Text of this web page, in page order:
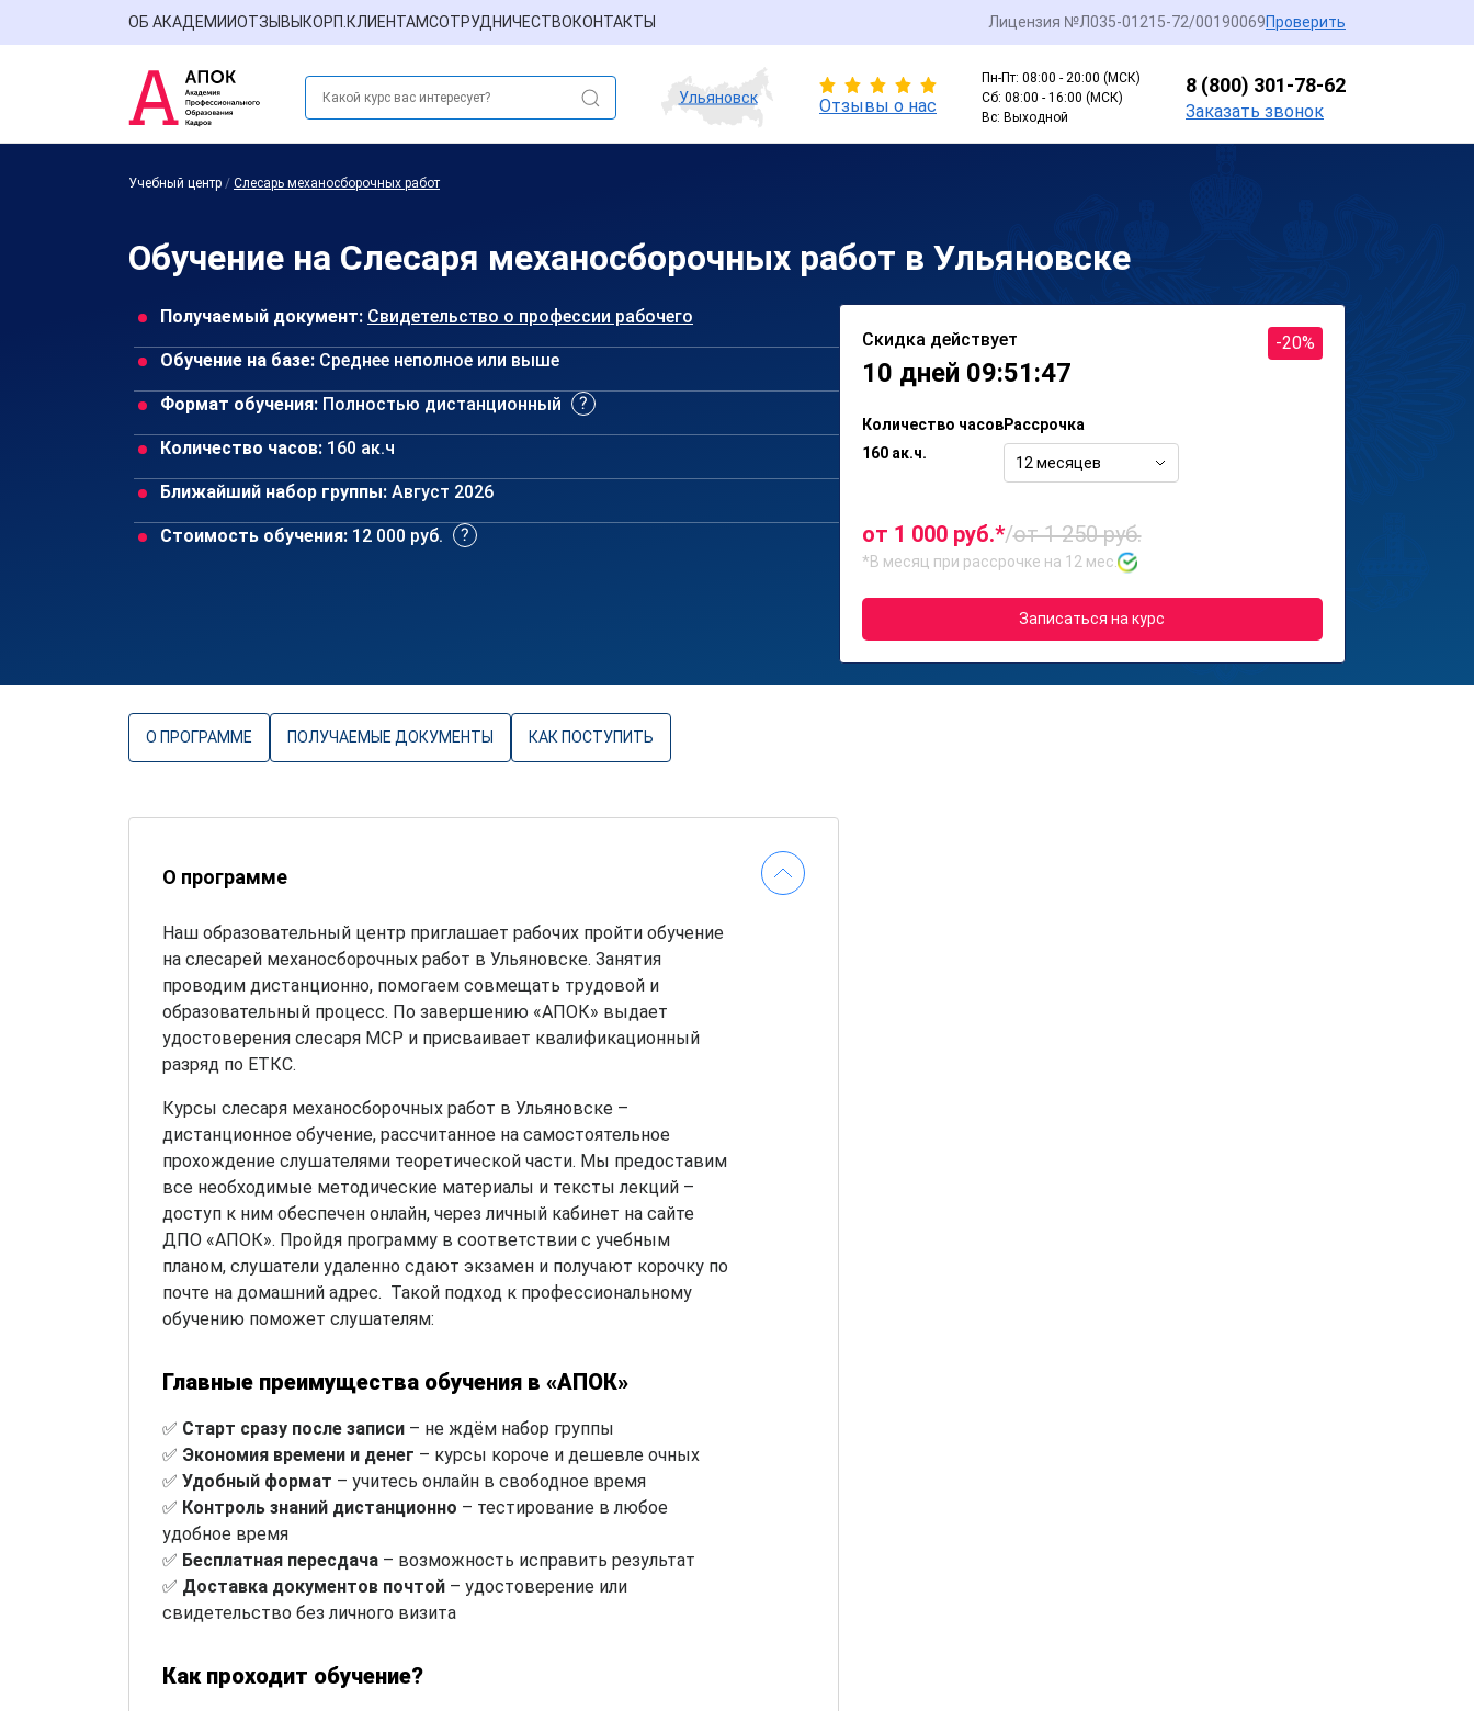
ОБ АКАДЕМИИОТЗЫВЫ КОРП.КЛИЕНТАМСОТРУДНИЧЕСТВОКОНТАКТЫ Лицензия №Л035-01215-72/00190069Проверить
Ульяновск Отзывы о нас
Пн-Пт: 08:00 - 20:00 (МСК)
Сб: 08:00 - 16:00 (МСК)
Вс: Выходной
8 (800) 301-78-62
Заказать звонок
Учебный центр / Слесарь механосборочных работ
Обучение на Слесаря механосборочных работ в Ульяновске
Получаемый документ: Свидетельство о профессии рабочего
Обучение на базе: Среднее неполное или выше
Формат обучения: Полностью дистанционный
Количество часов: 160 ак.ч
Ближайший набор группы: Август 2026
Стоимость обучения: 12 000 руб.
Скидка действует
10 дней 09:51:47
-20%
Количество часов
160 ак.ч.
Рассрочка
12 месяцев
от 1 000 руб.*/от 1 250 руб.
*В месяц при рассрочке на 12 мес.
Записаться на курс
О ПРОГРАММЕ ПОЛУЧАЕМЫЕ ДОКУМЕНТЫ КАК ПОСТУПИТЬ
О программе
Наш образовательный центр приглашает рабочих пройти обучение
на слесарей механосборочных работ в Ульяновске. Занятия
проводим дистанционно, помогаем совмещать трудовой и
образовательный процесс. По завершению «АПОК» выдает
удостоверения слесаря МСР и присваивает квалификационный
разряд по ЕТКС.
Курсы слесаря механосборочных работ в Ульяновске –
дистанционное обучение, рассчитанное на самостоятельное
прохождение слушателями теоретической части. Мы предоставим
все необходимые методические материалы и тексты лекций –
доступ к ним обеспечен онлайн, через личный кабинет на сайте
ДПО «АПОК». Пройдя программу в соответствии с учебным
планом, слушатели удаленно сдают экзамен и получают корочку по
почте на домашний адрес. Такой подход к профессиональному
обучению поможет слушателям:
Главные преимущества обучения в «АПОК»
✅ Старт сразу после записи – не ждём набор группы
✅ Экономия времени и денег – курсы короче и дешевле очных
✅ Удобный формат – учитесь онлайн в свободное время
✅ Контроль знаний дистанционно – тестирование в любое
удобное время
✅ Бесплатная пересдача – возможность исправить результат
✅ Доставка документов почтой – удостоверение или
свидетельство без личного визита
Как проходит обучение?